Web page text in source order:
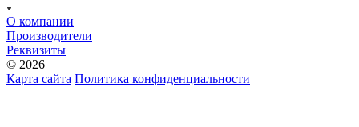
О компании
Производители
Реквизиты
© 2026
Карта сайта Политика конфиденциальности